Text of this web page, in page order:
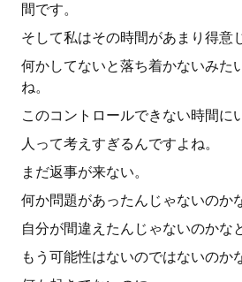
間です。
そして私はその時間があまり得意
何かしてないと落ち着かないみた
ね。
このコントロールできない時間に
人って考えすぎるんですよね。
まだ返事が来ない。
何か問題があったんじゃないのか
自分が間違えたんじゃないのかな
もう可能性はないのではないのか